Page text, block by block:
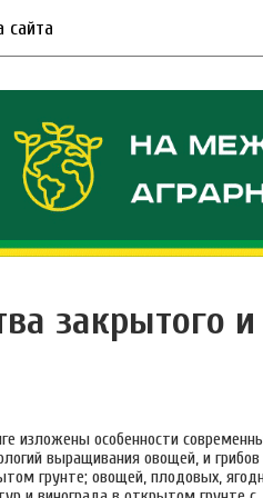
сайта
закрытого и
изложены особенности
выращивания овощей, и грибов
грунте; овощей, плодовых,